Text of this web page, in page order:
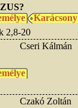
Karácsony
2,8-20
Cseri Kálmán
Czakó Zoltán